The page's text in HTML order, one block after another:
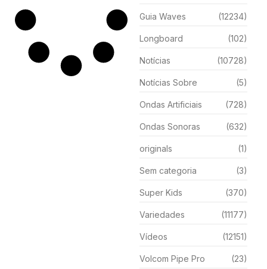
Guia Waves (12234)
Longboard (102)
Notícias (10728)
Notícias Sobre (5)
Ondas Artificiais (728)
Ondas Sonoras (632)
originals (1)
Sem categoria (3)
Super Kids (370)
Variedades (11177)
Vídeos (12151)
Volcom Pipe Pro (23)